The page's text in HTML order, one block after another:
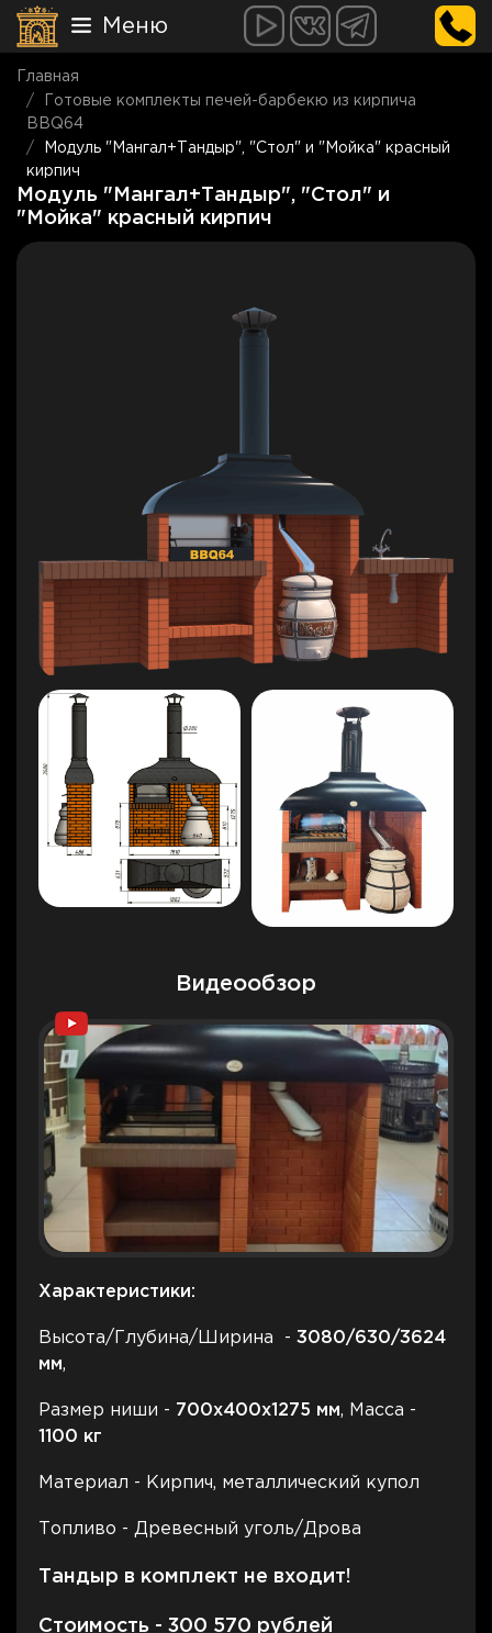
Меню
Главная
Готовые комплекты печей-барбекю из кирпича
BBQ64
Модуль "Мангал+Тандыр", "Стол" и "Мойка" красный
кирпич
Модуль "Мангал+Тандыр", "Стол" и
"Мойка" красный кирпич
Видеообзор
Характеристики:
Высота/Глубина/Ширина - 3080/630/3624
мм,
Размер ниши - 700х400х1275 мм, Масса -
1100 кг
Материал - Кирпич, металлический купол
Топливо - Древесный уголь/Дрова
Тандыр в комплект не входит!
Стоимость - 300 570 рублей